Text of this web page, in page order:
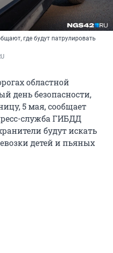
где будут патрулировать
областной
день безопасности,
5 мая, сообщает
служба ГИБДД
будут искать
детей и пьяных